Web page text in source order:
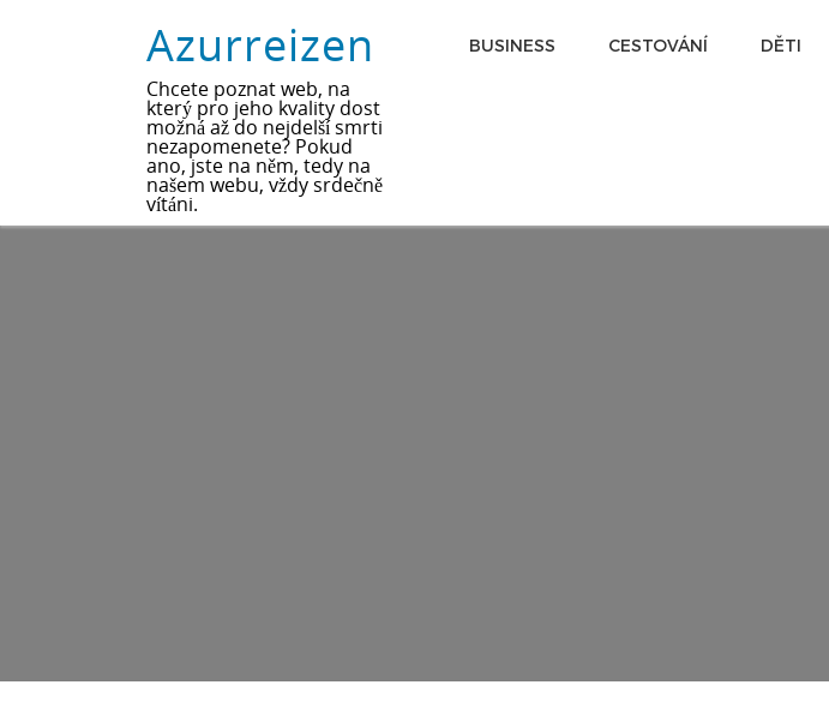
Azurreizen
Chcete poznat web, na
který pro jeho kvality dost
možná až do nejdelší smrti
nezapomenete? Pokud
ano, jste na něm, tedy na
našem webu, vždy srdečně
vítáni.
BUSINESS CESTOVÁNÍ DĚTI